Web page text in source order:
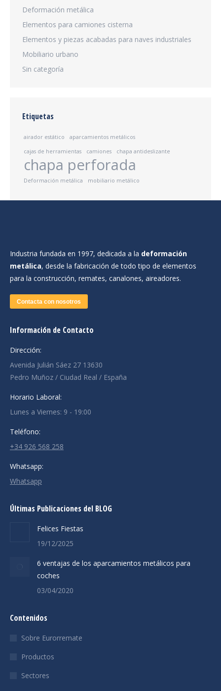
Deformación metálica
Elementos para camiones cisterna
Elementos y piezas acabadas para naves industriales
Mobiliario urbano
Sin categoría
Etiquetas
airador estático aparcamientos metálicos
cajas de herramientas camiones chapa antideslizante
chapa perforada
Deformación metálica mobiliario metálico
Industria fundada en 1997, dedicada a la deformación
metálica, desde la fabricación de todo tipo de elementos
para la construcción, remates, canalones, aireadores.
Contacta con nosotros
Información de Contacto
Dirección:
Avenida Julián Sáez 27 13630
Pedro Muñoz / Ciudad Real / España
Horario Laboral:
Lunes a Viernes: 9 - 19:00
Teléfono:
+34 926 568 258
Whatsapp:
Whatsapp
Últimas Publicaciones del BLOG
Felices Fiestas
19/12/2025
6 ventajas de los aparcamientos metálicos para
coches
03/04/2020
Contenidos
Sobre Eurorremate
Productos
Sectores